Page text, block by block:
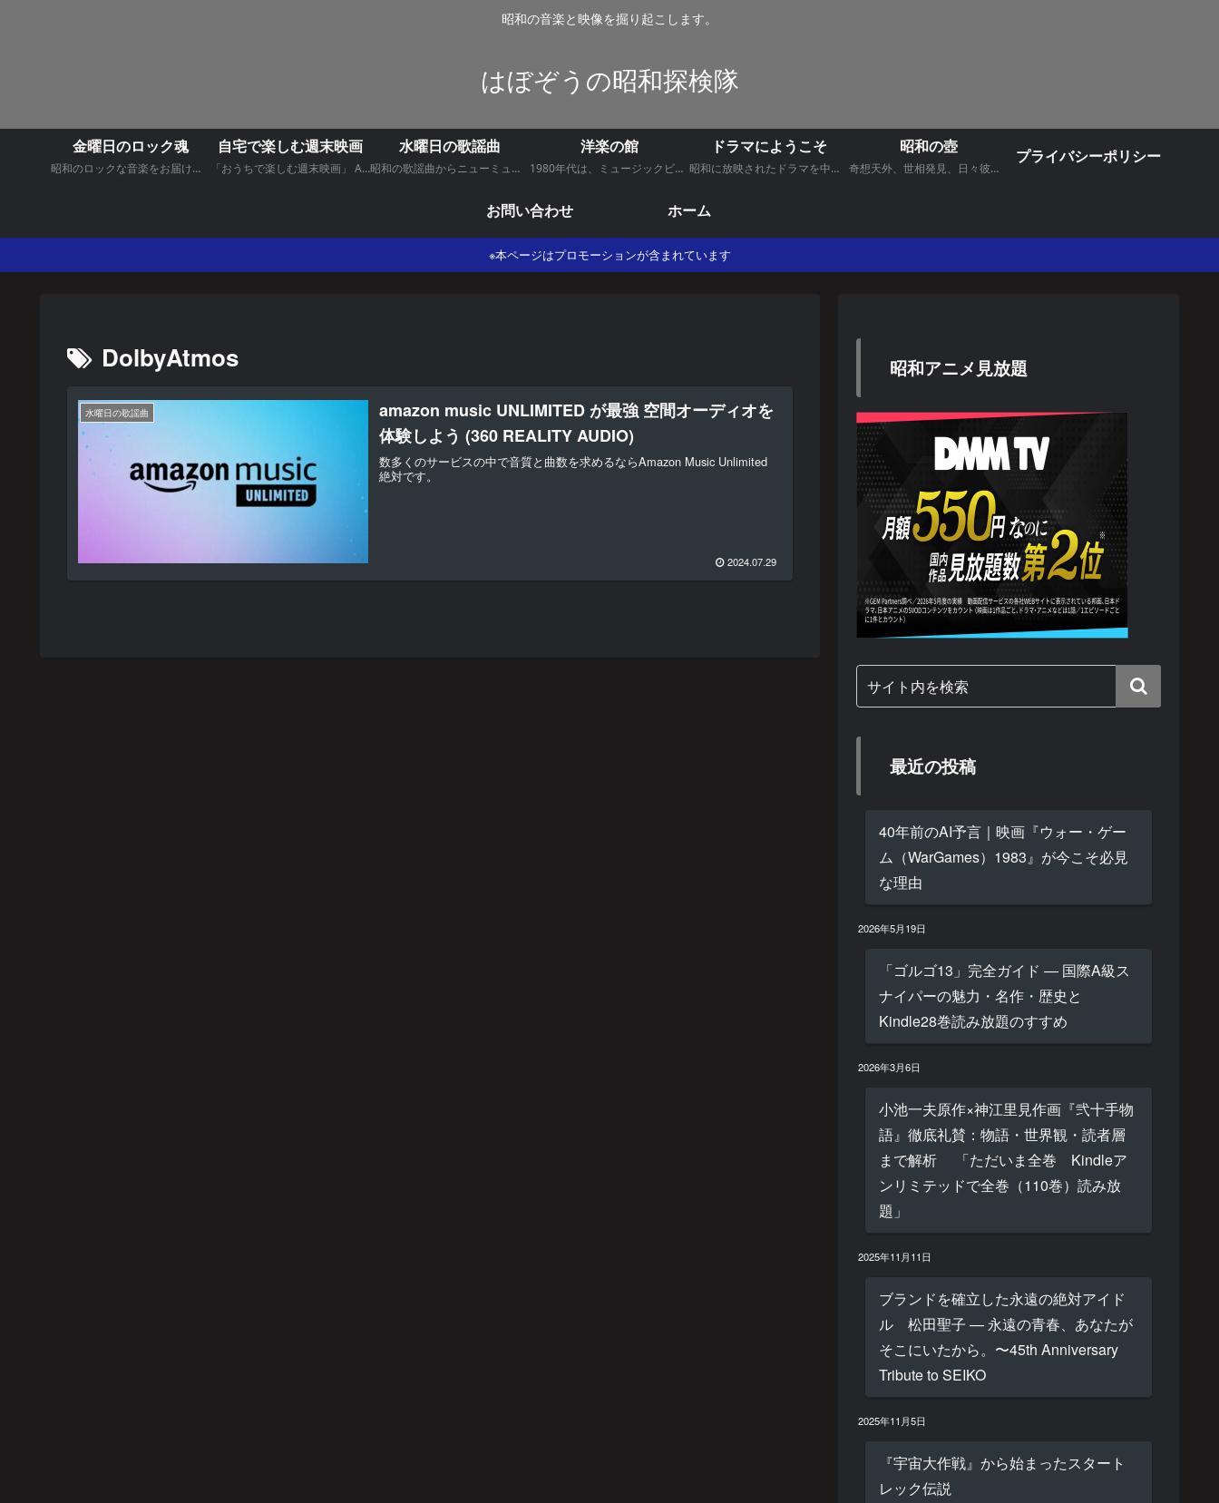
昭和の音楽と映像を掘り起こします。
はぼぞうの昭和探検隊
金曜日のロック魂
昭和のロックな音楽をお届けいたします。
自宅で楽しむ週末映画
「おうちで楽しむ週末映画」 Amazone プライムビデオやNetflixでオススメする映画をご紹介します。
水曜日の歌謡曲
昭和の歌謡曲からニューミュージックにポップミュージックにアニソンをお届けいたします。
洋楽の館
1980年代は、ミュージックビデオ創世記、多彩な才能が開花し世界的ヒット曲が登場した時代でもあった。 その時代を彩った洋楽を紹介します。
ドラマにようこそ
昭和に放映されたドラマを中心にお送りいたします。
昭和の壺
奇想天外、世相発見、日々彼是、昭和からの手紙 などなど コラム記事
プライバシーポリシー
お問い合わせ ホーム
※本ページはプロモーションが含まれています
DolbyAtmos
水曜日の歌謡曲
amazon music UNLIMITED が最強 空間オーディオを
体験しよう (360 REALITY AUDIO)
数多くのサービスの中で音質と曲数を求めるならAmazon Music Unlimited
絶対です。
2024.07.29
昭和アニメ見放題
最近の投稿
40年前のAI予言｜映画『ウォー・ゲー
ム（WarGames）1983』が今こそ必見
な理由
2026年5月19日
「ゴルゴ13」完全ガイド ― 国際A級ス
ナイパーの魅力・名作・歴史と
Kindle28巻読み放題のすすめ
2026年3月6日
小池一夫原作×神江里見作画『弐十手物
語』徹底礼賛：物語・世界観・読者層
まで解析 「ただいま全巻 Kindleア
ンリミテッドで全巻（110巻）読み放
題」
2025年11月11日
ブランドを確立した永遠の絶対アイド
ル 松田聖子 — 永遠の青春、あなたが
そこにいたから。〜45th Anniversary
Tribute to SEIKO
2025年11月5日
『宇宙大作戦』から始まったスタート
レック伝説